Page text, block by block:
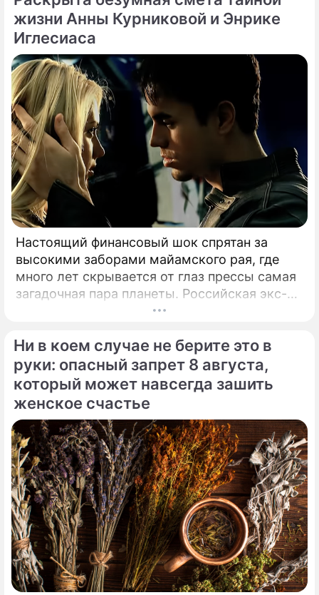
жизни Анны Курниковой и Энрике
Иглесиаса
Настоящий финансовый шок спрятан за
высокими заборами майамского рая, где
много лет скрывается от глаз прессы самая
загадочная пара планеты. Российская экс-
теннисистка Анна Курникова и испанский
двадцати лет удерживают статус одной из
самых закрытых и непубличных пар
мирового шоу-бизнеса.
Ни в коем случае не берите это в
руки: опасный запрет 8 августа,
который может навсегда зашить
женское счастье